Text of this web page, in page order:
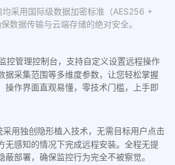
采用国际级数据加密标准（AES256 +
数据传输与云端存储的绝对安全。
控管理控制台，支持自定义设置远程操作
据采集范围等多维度参数，让您轻松掌握
操作界面直观易懂，零技术门槛，上手即
用独创隐形植入技术，无需目标用户点击
无感知的情况下完成远程安装。全程无提
部署，确保监控行为完全不被察觉。